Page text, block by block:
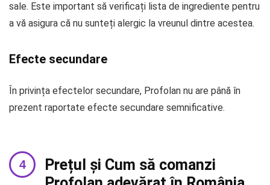
sale. Este important să verificați lista de ingrediente pentru
a vă asigura că nu sunteți alergic la vreunul dintre acestea.
Efecte secundare
În privința efectelor secundare, Profolan nu are până în
prezent raportate efecte secundare semnificative.
Prețul și Cum să comanzi